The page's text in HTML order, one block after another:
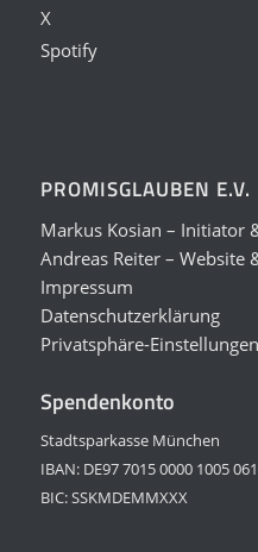
X
Spotify
PROMISGLAUBEN E.V.
Markus Kosian – Initiator
Andreas Reiter – Website
Impressum
Datenschutzerklärung
Privatsphäre-
Spendenkonto
Stadtsparkasse München
IBAN: DE97 7015 0000 1005
BIC: SSKMDEMMXXX